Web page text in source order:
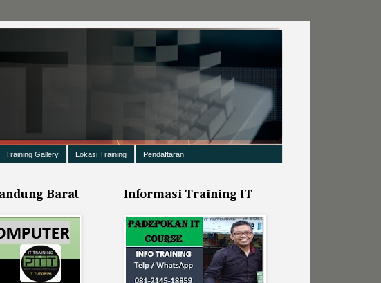
Training Gallery Lokasi Training Pendaftaran
Barat Informasi Training IT